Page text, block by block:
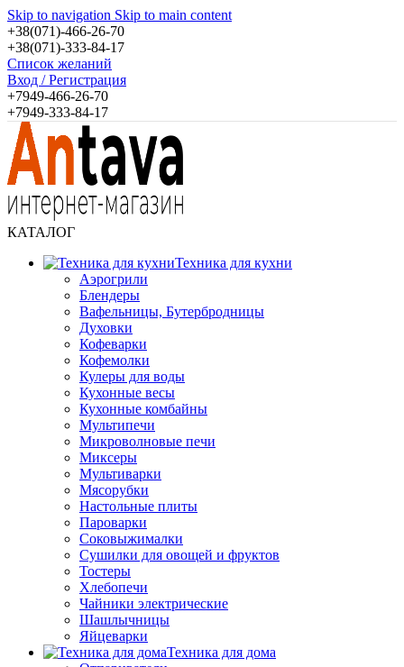
Skip to navigation Skip to main content
+38(071)-466-26-70
+38(071)-333-84-17
Список желаний
Вход / Регистрация
+7949-466-26-70
+7949-333-84-17
КАТАЛОГ
Техника для кухни
Аэрогрили
Блендеры
Вафельницы, Бутербродницы
Духовки
Кофеварки
Кофемолки
Кулеры для воды
Кухонные весы
Кухонные комбайны
Мультипечи
Микроволновые печи
Миксеры
Мультиварки
Мясорубки
Настольные плиты
Пароварки
Соковыжималки
Сушилки для овощей и фруктов
Тостеры
Хлебопечи
Чайники электрические
Шашлычницы
Яйцеварки
Техника для дома